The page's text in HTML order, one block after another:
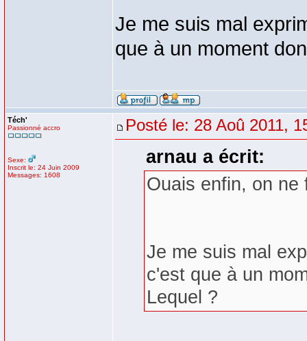
Je me suis mal
que à un moment
Téch'
Passionné accro
Sexe:
Inscrit le: 24 Juin 2009
Messages: 1608
Posté le: 28 Aoû 2011,
arnau a écrit:
Ouais enfin, on
Je me suis mal
c'est que à un
Lequel ?